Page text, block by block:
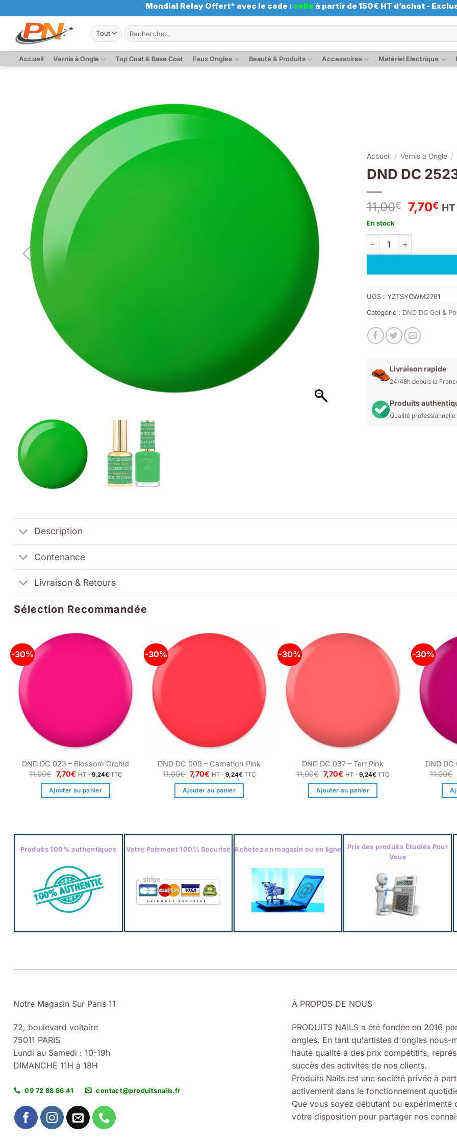
au
contenu
Mondial Relay Offert* avec le code : colis à partir de 150€ HT d’achat -
Recherche
pour :
Accueil Vernis à Ongle Top Coat & Base Coat Faux Ongles Beauté & Produits Accessoires Matériel Electrique
Accueil / Vernis à Ongle /
DND DC
11,00€
Le
prix
initial
11,00€.
7,70€Le
En stock
quantité de DND DC
UGS : YZTSYCWM2761
Catégorie : DND DC Gel &
Livraison rapide
24/48h depuis la
Produits
Qualité professionnelle
Description
Contenance
Livraison & Retours
Sélection Recommandée
-30%
DND DC 023 – Blossom Orchid
11,00€ Le
prix
initial
était :
7,70€Le
actuel
est :
HT - 9,24€ TTC
Ajouter au panier
-30%
DND DC 009 – Carnation Pink
11,00€ Le
prix
initial
était :
7,70€Le
actuel
est :
HT - 9,24€ TTC
Ajouter au panier
-30%
DND DC 037 – Terr Pink
11,00€ Le
prix
initial
était :
7,70€Le
actuel
est :
HT - 9,24€ TTC
Ajouter au panier
-30%
DND
11,00€
Produits 100% authentiques Votre Paiement 100% Sécurisé Achetez en magasin ou en ligne
Prix des produits Étudiés Pour
Vous
Notre Magasin Sur Paris 11
72, boulevard voltaire
75011 PARIS
Lundi au Samedi : 10-19h
DIMANCHE 11H à 18H
09 72 88 86 41 contact@produitsnails.fr
À PROPOS DE NOUS
PRODUITS NAILS a été fondée en 2016
ongles. En tant qu'artistes d'ongles nous-
haute qualité à des prix compétitifs,
succès des activités de nos clients.
Produits Nails est une société privée à
activement dans le fonctionnement
Que vous soyez débutant ou
votre disposition pour partager nos